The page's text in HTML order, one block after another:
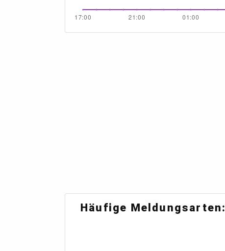
Häufige Meldungsarten: